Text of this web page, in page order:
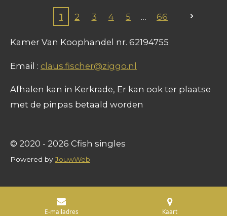
1 2 3 4 5 66
Kamer Van Koophandel nr. 62194755
Email : claus.fischer@ziggo.nl
Afhalen kan in Kerkrade, Er kan ook ter plaatse
met de pinpas betaald worden
© 2020 - 2026 Cfish singles
Powered byJouwWeb
E-mailadres Kaart